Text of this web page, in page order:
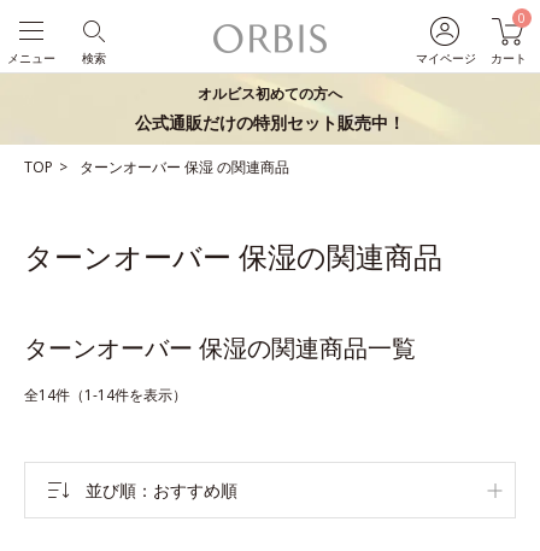
マイページ
0
カート
検索
メニュー
オルビス初めての方へ
公式通販だけの特別セット販売中！
TOP ターンオーバー 保湿の関連商品
ターンオーバー 保湿の関連商品
ターンオーバー 保湿の関連商品一覧
全14件（1-14件を表示）
並び順 おすすめ順